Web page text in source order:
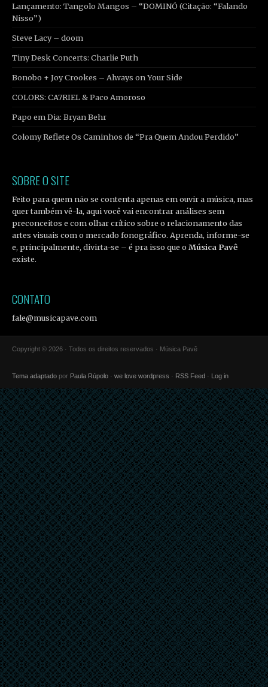
Lançamento: Tangolo Mangos – “DOMINÓ (Citação: “Falando
Nisso”)
Steve Lacy – doom
Tiny Desk Concerts: Charlie Puth
Bonobo + Joy Crookes – Always on Your Side
COLORS: CA7RIEL & Paco Amoroso
Papo em Dia: Bryan Behr
Colomy Reflete Os Caminhos de “Pra Quem Andou Perdido”
SOBRE O SITE
Feito para quem não se contenta apenas em ouvir a música, mas
quer também vê-la, aqui você vai encontrar análises sem
preconceitos e com olhar crítico sobre o relacionamento das
artes visuais com o mercado fonográfico. Aprenda, informe-se
e, principalmente, divirta-se – é pra isso que oMúsica Pavê
existe.
CONTATO
fale@musicapave.com
Copyright © 2026 · Todos os direitos reservados · Música Pavê
Tema adaptado por Paula Rúpolo · we love wordpress · RSS Feed · Log in